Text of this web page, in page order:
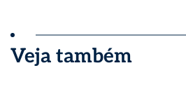
Veja também